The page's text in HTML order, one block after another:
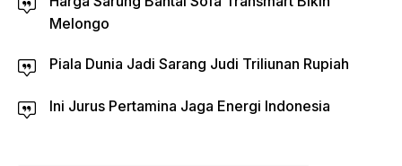
Melongo
Piala Dunia Jadi Sarang Judi Triliunan Rupiah
Ini Jurus Pertamina Jaga Energi Indonesia